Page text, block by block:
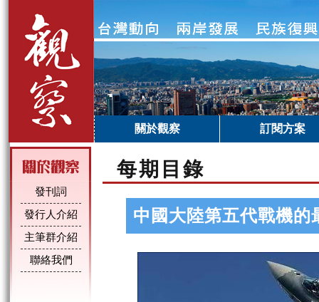
關於觀察 訂閱方案
發刊詞
發行人介紹
主筆群介紹
聯絡我們
每期目錄
中國大陸第五代戰機的